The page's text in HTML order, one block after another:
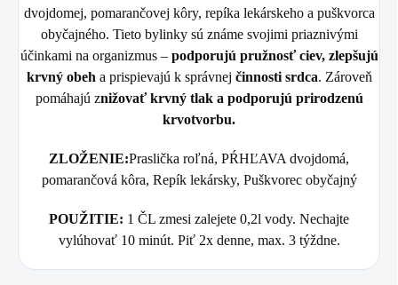
dvojdomej, pomarančovej kôry, repíka lekárskeho a puškvorca
obyčajného. Tieto bylinky sú známe svojimi priaznivými
účinkami na organizmus – podporujú pružnosť ciev, zlepšujú
krvný obeh a prispievajú k správnej činnosti srdca. Zároveň
pomáhajú znižovať krvný tlak a podporujú prirodzenú
krvotvorbu.
ZLOŽENIE:Praslička roľná, PŔHĽAVA dvojdomá,
pomarančová kôra, Repík lekársky, Puškvorec obyčajný
POUŽITIE: 1 ČL zmesi zalejete 0,2l vody. Nechajte
vylúhovať 10 minút. Piť 2x denne, max. 3 týždne.